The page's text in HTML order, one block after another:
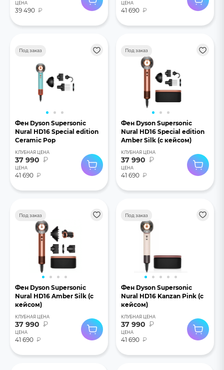
ЦЕНА
39 490 ₽
ЦЕНА
41 690 ₽
Под заказ
Фен Dyson Supersonic
Nural HD16 Special edition
Ceramic Pop
КЛУБНАЯ ЦЕНА
37 990 ₽
ЦЕНА
41 690 ₽
Под заказ
Фен Dyson Supersonic
Nural HD16 Special edition
Amber Silk (с кейсом)
КЛУБНАЯ ЦЕНА
37 990 ₽
ЦЕНА
41 690 ₽
Под заказ
Фен Dyson Supersonic
Nural HD16 Amber Silk (с
кейсом)
КЛУБНАЯ ЦЕНА
37 990 ₽
ЦЕНА
41 690 ₽
Под заказ
Фен Dyson Supersonic
Nural HD16 Kanzan Pink (с
кейсом)
КЛУБНАЯ ЦЕНА
37 990 ₽
ЦЕНА
41 690 ₽